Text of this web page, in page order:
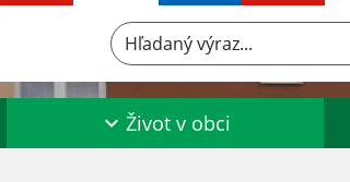
Hľadaný výraz...
Život v obci